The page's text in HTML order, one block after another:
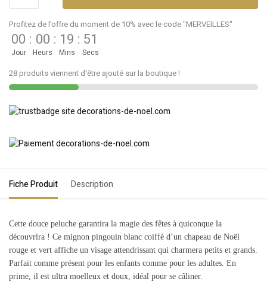
Profitez de l'offre du moment de 10% avec le code "MERVEILLES"
00
Jour
: 00
Heurs
: 19
Mins
: 51
Secs
28 produits viennent d'être ajouté sur la boutique !
Fiche Produit Description
Cette douce peluche garantira la magie des fêtes à quiconque la
découvrira ! Ce mignon pingouin blanc coiffé d’un chapeau de Noël
rouge et vert affiche un visage attendrissant qui charmera petits et grands.
Parfait comme présent pour les enfants comme pour les adultes. En
prime, il est ultra moelleux et doux, idéal pour se câliner.